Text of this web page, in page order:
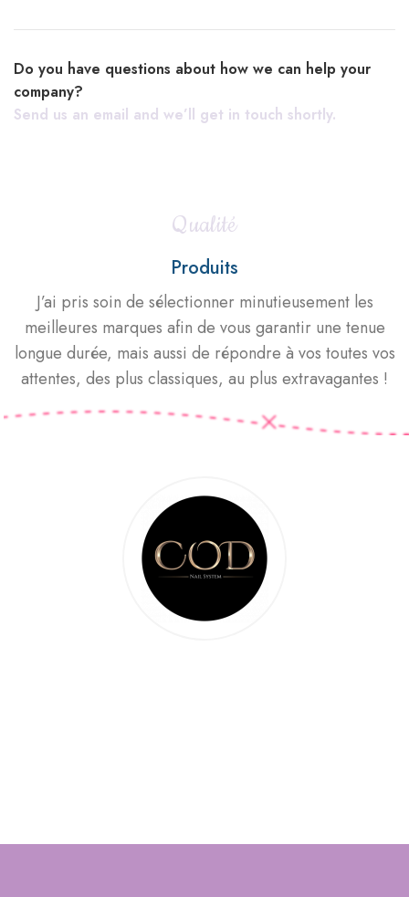
Do you have questions about how we can help your
company?
Send us an email and we’ll get in touch shortly.
Qualité
Produits
J’ai pris soin de sélectionner minutieusement les
meilleures marques afin de vous garantir une tenue
longue durée, mais aussi de répondre à vos toutes vos
attentes, des plus classiques, au plus extravagantes !